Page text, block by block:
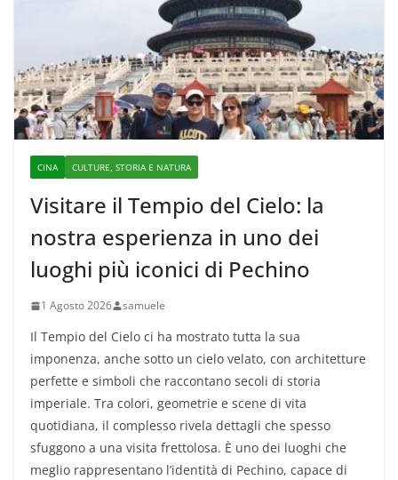
CINA CULTURE, STORIA E NATURA
Visitare il Tempio del Cielo: la
nostra esperienza in uno dei
luoghi più iconici di Pechino
1 Agosto 2026 samuele
Il Tempio del Cielo ci ha mostrato tutta la sua
imponenza, anche sotto un cielo velato, con architetture
perfette e simboli che raccontano secoli di storia
imperiale. Tra colori, geometrie e scene di vita
quotidiana, il complesso rivela dettagli che spesso
sfuggono a una visita frettolosa. È uno dei luoghi che
meglio rappresentano l’identità di Pechino, capace di